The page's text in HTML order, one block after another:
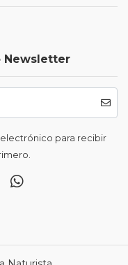
Newsletter
para recibir